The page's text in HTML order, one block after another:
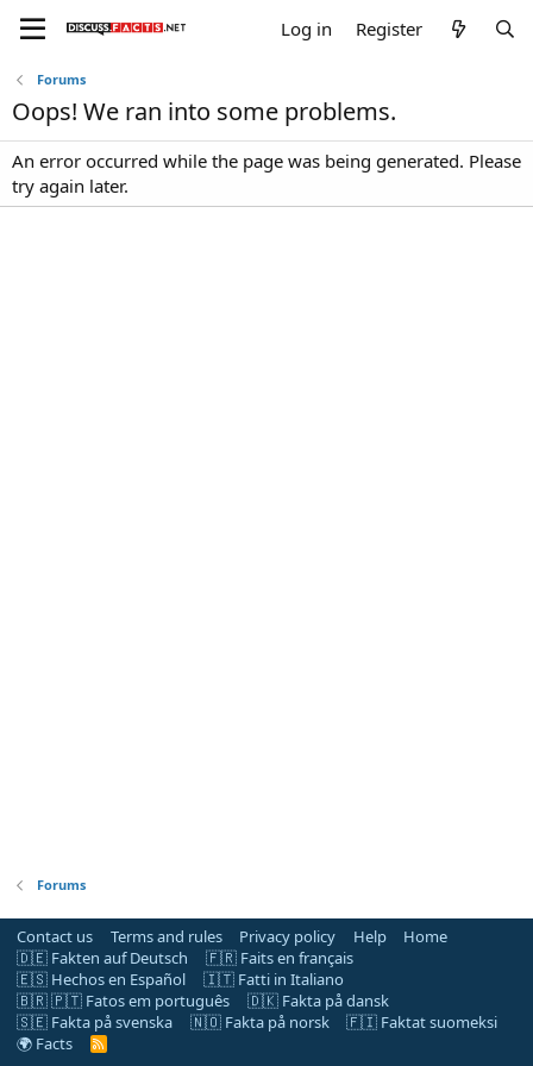
Log in Register
Forums
Oops! We ran into some problems.
An error occurred while the page was being generated. Please
try again later.
Forums
Contact us Terms and rules Privacy policy Help
Home
🇩🇪 Fakten auf Deutsch
🇫🇷 Faits en français
🇪🇸 Hechos en Español
🇮🇹 Fatti in Italiano
🇧🇷 🇵🇹 Fatos em português
🇩🇰 Fakta på dansk
🇸🇪 Fakta på svenska
🇳🇴 Fakta på norsk
🇫🇮 Faktat suomeksi
🌍 Facts
R